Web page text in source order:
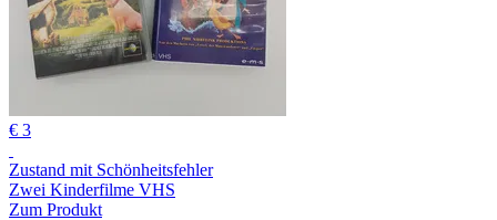
€ 3
Zustand mit Schönheitsfehler
Zwei Kinderfilme VHS
Zum Produkt